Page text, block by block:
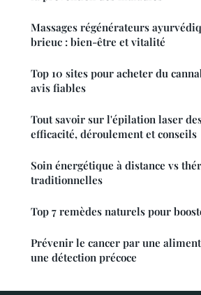
Massages régénérateurs
brieuc : bien-être et vitalité
Top 10 sites pour acheter du
avis fiables
Tout savoir sur l'épilation laser
efficacité, déroulement et conseils
Soin énergétique à distance vs
traditionnelles
Top 7 remèdes naturels pour
Prévenir le cancer par une
une détection précoce